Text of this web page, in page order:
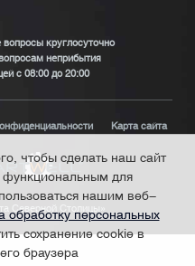
круглосуточно
неприбытия
с 08:00 до 20:00
Карта сайта
Северной Столицы»
чтобы сделать наш сайт
для
нашим веб-
обработку персональных
сохранение cookie в
браузера